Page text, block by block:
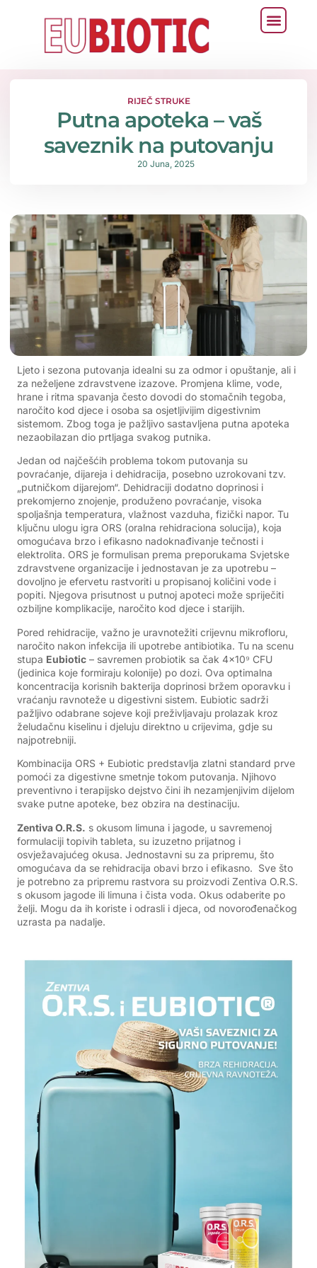
RIJEČ STRUKE
Putna apoteka – vaš
saveznik na putovanju
20 Juna, 2025
Ljeto i sezona putovanja idealni su za odmor i opuštanje, ali i
za neželjene zdravstvene izazove. Promjena klime, vode,
hrane i ritma spavanja često dovodi do stomačnih tegoba,
naročito kod djece i osoba sa osjetljivijim digestivnim
sistemom. Zbog toga je pažljivo sastavljena putna apoteka
nezaobilazan dio prtljaga svakog putnika.
Jedan od najčešćih problema tokom putovanja su
povraćanje, dijareja i dehidracija, posebno uzrokovani tzv.
„putničkom dijarejom“. Dehidraciji dodatno doprinosi i
prekomjerno znojenje, produženo povraćanje, visoka
spoljašnja temperatura, vlažnost vazduha, fizički napor. Tu
ključnu ulogu igra ORS (oralna rehidraciona solucija), koja
omogućava brzo i efikasno nadoknađivanje tečnosti i
elektrolita. ORS je formulisan prema preporukama Svjetske
zdravstvene organizacije i jednostavan je za upotrebu –
dovoljno je efervetu rastvoriti u propisanoj količini vode i
popiti. Njegova prisutnost u putnoj apoteci može spriječiti
ozbiljne komplikacije, naročito kod djece i starijih.
Pored rehidracije, važno je uravnotežiti crijevnu mikrofloru,
naročito nakon infekcija ili upotrebe antibiotika. Tu na scenu
stupa Eubiotic – savremen probiotik sa čak 4×10⁹ CFU
(jedinica koje formiraju kolonije) po dozi. Ova optimalna
koncentracija korisnih bakterija doprinosi bržem oporavku i
vraćanju ravnoteže u digestivni sistem. Eubiotic sadrži
pažljivo odabrane sojeve koji preživljavaju prolazak kroz
želudačnu kiselinu i djeluju direktno u crijevima, gdje su
najpotrebniji.
Kombinacija ORS + Eubiotic predstavlja zlatni standard prve
pomoći za digestivne smetnje tokom putovanja. Njihovo
preventivno i terapijsko dejstvo čini ih nezamjenjivim dijelom
svake putne apoteke, bez obzira na destinaciju.
Zentiva O.R.S. s okusom limuna i jagode, u savremenoj
formulaciji topivih tableta, su izuzetno prijatnog i
osvježavajućeg okusa. Jednostavni su za pripremu, što
omogućava da se rehidracija obavi brzo i efikasno. Sve što
je potrebno za pripremu rastvora su proizvodi Zentiva O.R.S.
s okusom jagode ili limuna i čista voda. Okus odaberite po
želji. Mogu da ih koriste i odrasli i djeca, od novorođenačkog
uzrasta pa nadalje.